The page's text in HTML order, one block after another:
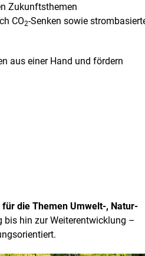
Zukunftsthemen
CO2-Senken sowie
aus einer Hand und fördern
die Themen Umwelt-, Natur-
bis hin zur Weiterentwicklung –